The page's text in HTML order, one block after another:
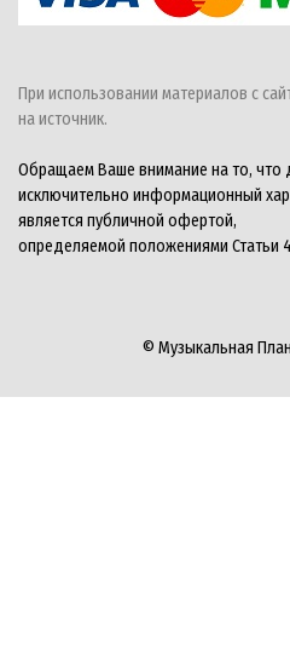
При использовании материалов с
на источник.
Обращаем Ваше внимание на то, что
исключительно информационный
является публичной офертой,
определяемой положениями Статьи
© Музыкальная